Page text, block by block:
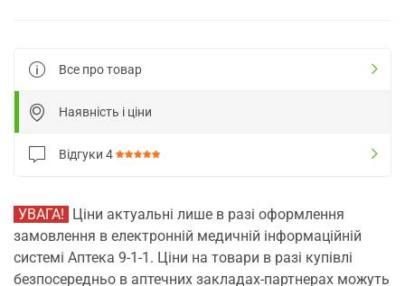
Все про товар
Наявність і ціни
Відгуки 4
УВАГА! Ціни актуальні лише в разі оформлення
замовлення в електронній медичній інформаційній
системі Аптека 9-1-1. Ціни на товари в разі купівлі
безпосередньо в аптечних закладах-партнерах можуть